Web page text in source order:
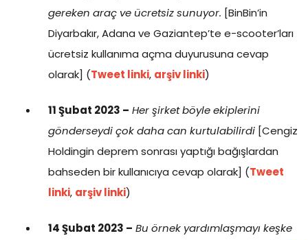
gereken araç ve ücretsiz sunuyor. [BinBin’in
Diyarbakır, Adana ve Gaziantep’te e-scooter’ları
ücretsiz kullanıma açma duyurusuna cevap
olarak] (Tweet linki, arşiv linki)
11 Şubat 2023 – Her şirket böyle ekiplerini
gönderseydi çok daha can kurtulabilirdi [Cengiz
Holdingin deprem sonrası yaptığı bağışlardan
bahseden bir kullanıcıya cevap olarak] (Tweet
linki, arşiv linki)
14 Şubat 2023 – Bu örnek yardımlaşmayı keşke